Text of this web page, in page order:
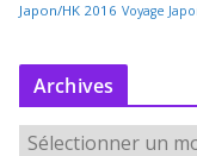
Japon/HK 2016 Voyage
Archives